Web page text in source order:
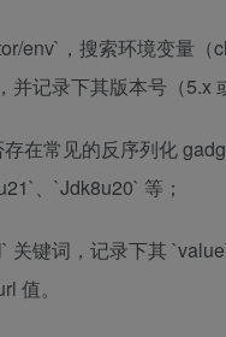
env`，搜索环境变量（
记录下其版本号（5.x
在常见的反序列化
、`Jdk8u20` 等；
关键词，记录下其
值。